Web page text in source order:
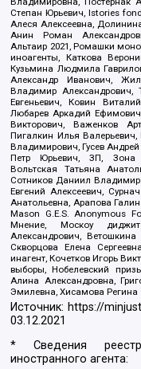
Степан Юрьевич, Istories
Алеся Алексеевна,
Анин Роман
Альтаир 2021, Ромашки
иноагенты, Каткова
Кузьмина Людмила
Александр Иванович,
Владимир Александрович,
Евгеньевич, Ковин
Любарев Аркадий
Викторович, Важенков
Пигалкин Илья
Владимирович, Гусев
Петр Юрьевич, ЗП, Зона
Вольтская Татьяна
Сотников Даниил
Евгений Алексеевич,
Анатольевна, Арапова
Mason G.E.S. Anonymous
Мнение, Москоу
Александрович,
Скворцова Елена
инагент, Кочетков Игорь
выборы, Нобелевский
Алина Александровна,
Эмилевна, Хисамова Регина
Источник: https://
03.12.2021
* Сведения
иностранного агента: